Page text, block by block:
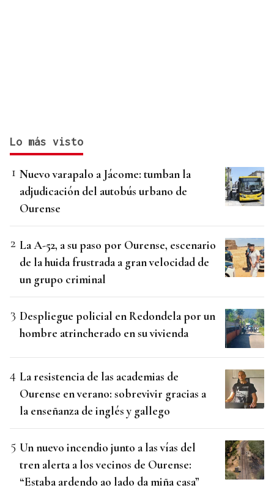
Lo más visto
Nuevo varapalo a Jácome: tumban la
adjudicación del autobús urbano de
Ourense
La A-52, a su paso por Ourense, escenario
de la huida frustrada a gran velocidad de
un grupo criminal
Despliegue policial en Redondela por un
hombre atrincherado en su vivienda
La resistencia de las academias de
Ourense en verano: sobrevivir gracias a
la enseñanza de inglés y gallego
Un nuevo incendio junto a las vías del
tren alerta a los vecinos de Ourense:
“Estaba ardendo ao lado da miña casa”